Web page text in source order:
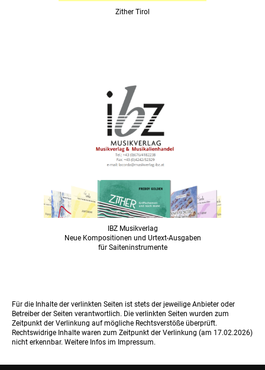
Zither Tirol
IBZ Musikverlag
Neue Kompositionen und Urtext-Ausgaben
für Saiteninstrumente
Für die Inhalte der verlinkten Seiten ist stets der jeweilige Anbieter oder
Betreiber der Seiten verantwortlich. Die verlinkten Seiten wurden zum
Zeitpunkt der Verlinkung auf mögliche Rechtsverstöße überprüft.
Rechtswidrige Inhalte waren zum Zeitpunkt der Verlinkung (am 17.02.2026)
nicht erkennbar. Weitere Infos im Impressum.